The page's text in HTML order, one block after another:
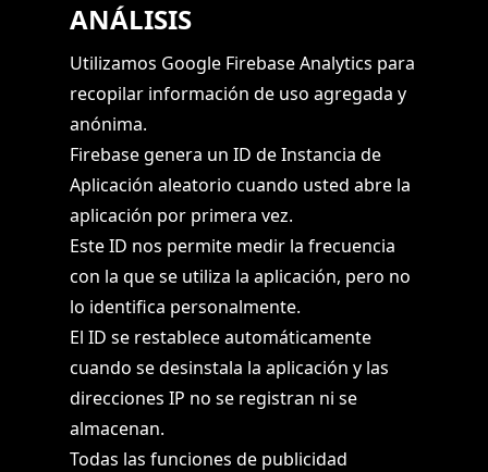
ANÁLISIS
Utilizamos Google Firebase Analytics para
recopilar información de uso agregada y
anónima.
Firebase genera un ID de Instancia de
Aplicación aleatorio cuando usted abre la
aplicación por primera vez.
Este ID nos permite medir la frecuencia
con la que se utiliza la aplicación, pero no
lo identifica personalmente.
El ID se restablece automáticamente
cuando se desinstala la aplicación y las
direcciones IP no se registran ni se
almacenan.
Todas las funciones de publicidad